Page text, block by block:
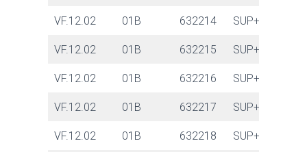
VF.12.02 01B 632214 SUP+
VF.12.02 01B 632215 SUP+
VF.12.02 01B 632216 SUP+
VF.12.02 01B 632217 SUP+
VF.12.02 01B 632218 SUP+